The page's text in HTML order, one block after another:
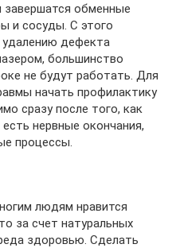
завершатся обменные
и сосуды. С этого
дефекта
большинство
не будут работать. Для
начать профилактику
сразу после того, как
нервные окончания,
процессы.
людям нравится
за счет натуральных
здоровью. Сделать